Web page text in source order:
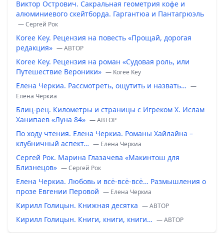
Виктор Острович. Сакральная геометрия кофе и
алюминиевого скейтборда. Гаргантюа и Пантагрюэль
— Сергей Рок
Koree Key. Рецензия на повесть «Прощай, дорогая
редакция» — ABTOP
Koree Key. Рецензия на роман «Судовая роль, или
Путешествие Вероники» — Koree Key
Елена Черкиа. Рассмотреть, ощутить и назвать… —
Елена Черкиа
Блиц-рец. Километры и страницы с Игреком Х. Ислам
Ханипаев «Луна 84» — ABTOP
По ходу чтения. Елена Черкиа. Романы Хайлайна –
клубничный аспект… — Елена Черкиа
Сергей Рок. Марина Глазачева «Макинтош для
Близнецов» — Сергей Рок
Елена Черкиа. Любовь и всё-всё-всё… Размышления о
прозе Евгении Перовой — Елена Черкиа
Кирилл Голицын. Книжная десятка — ABTOP
Кирилл Голицын. Книги, книги, книги… — ABTOP